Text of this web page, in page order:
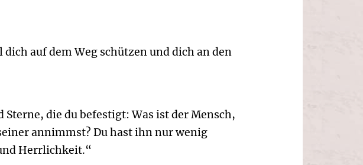
auf dem Weg schützen und dich an den
die du befestigt: Was ist der Mensch,
annimmst? Du hast ihn nur wenig
Herrlichkeit.“